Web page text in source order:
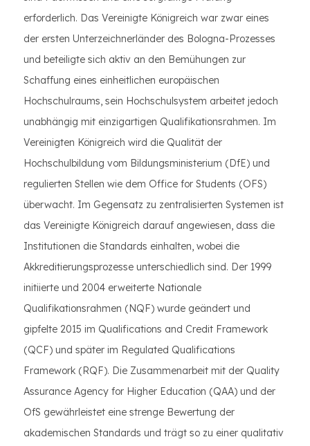
erforderlich. Das Vereinigte Königreich war zwar eines
der ersten Unterzeichnerländer des Bologna-Prozesses
und beteiligte sich aktiv an den Bemühungen zur
Schaffung eines einheitlichen europäischen
Hochschulraums, sein Hochschulsystem arbeitet jedoch
unabhängig mit einzigartigen Qualifikationsrahmen. Im
Vereinigten Königreich wird die Qualität der
Hochschulbildung vom Bildungsministerium (DfE) und
regulierten Stellen wie dem Office for Students (OFS)
überwacht. Im Gegensatz zu zentralisierten Systemen ist
das Vereinigte Königreich darauf angewiesen, dass die
Institutionen die Standards einhalten, wobei die
Akkreditierungsprozesse unterschiedlich sind. Der 1999
initiierte und 2004 erweiterte Nationale
Qualifikationsrahmen (NQF) wurde geändert und
gipfelte 2015 im Qualifications and Credit Framework
(QCF) und später im Regulated Qualifications
Framework (RQF). Die Zusammenarbeit mit der Quality
Assurance Agency for Higher Education (QAA) und der
OfS gewährleistet eine strenge Bewertung der
akademischen Standards und trägt so zu einer qualitativ